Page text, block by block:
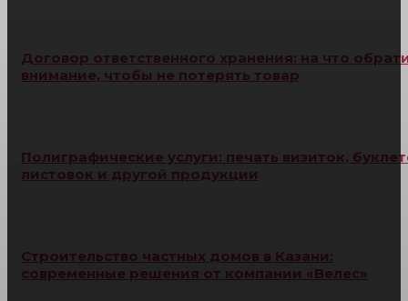
Договор ответственного хранения: на что
внимание, чтобы не потерять товар
Полиграфические услуги: печать визиток,
листовок и другой продукции
Строительство частных домов в Казани:
современные решения от компании «Велес»